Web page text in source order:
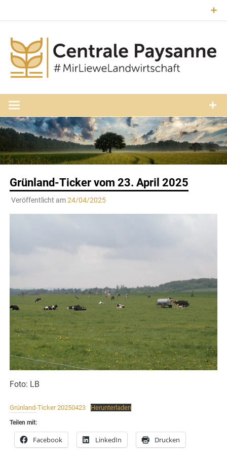
Grünland-Ticker vom 23. April 2025
Veröffentlicht am24/04/2025
Foto: LB
Grünland-Ticker 20250423 Herunterladen
Teilen mit:
Facebook LinkedIn Drucken